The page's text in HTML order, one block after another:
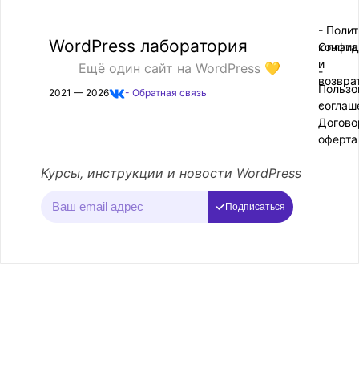
WordPress лаборатория
Ещё один сайт на WordPress 💛
2021 — 2026 - Обратная связь
-
-
-
Оплата
и
-
оферта
Курсы, инструкции и новости WordPress
Подписаться